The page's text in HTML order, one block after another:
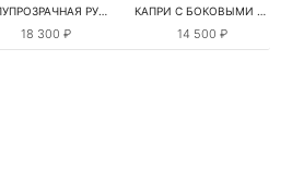
ПОЛУПРОЗРАЧНАЯ РУБАШКА С РОМАШКАМИ
18 300 ₽
КАПРИ С БОКОВЫМИ РАЗРЕЗАМИ
14 500 ₽